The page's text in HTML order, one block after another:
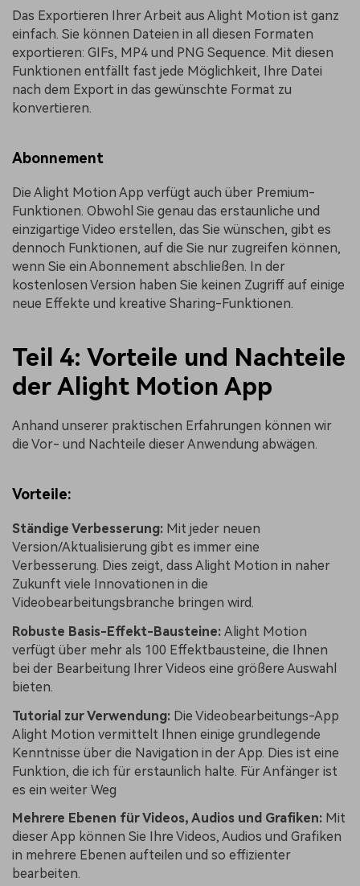
Das Exportieren Ihrer Arbeit aus Alight Motion ist ganz
einfach. Sie können Dateien in all diesen Formaten
exportieren: GIFs, MP4 und PNG Sequence. Mit diesen
Funktionen entfällt fast jede Möglichkeit, Ihre Datei
nach dem Export in das gewünschte Format zu
konvertieren.
Abonnement
Die Alight Motion App verfügt auch über Premium-
Funktionen. Obwohl Sie genau das erstaunliche und
einzigartige Video erstellen, das Sie wünschen, gibt es
dennoch Funktionen, auf die Sie nur zugreifen können,
wenn Sie ein Abonnement abschließen. In der
kostenlosen Version haben Sie keinen Zugriff auf einige
neue Effekte und kreative Sharing-Funktionen.
Teil 4: Vorteile und Nachteile
der Alight Motion App
Anhand unserer praktischen Erfahrungen können wir
die Vor- und Nachteile dieser Anwendung abwägen.
Vorteile:
Ständige Verbesserung: Mit jeder neuen
Version/Aktualisierung gibt es immer eine
Verbesserung. Dies zeigt, dass Alight Motion in naher
Zukunft viele Innovationen in die
Videobearbeitungsbranche bringen wird.
Robuste Basis-Effekt-Bausteine: Alight Motion
verfügt über mehr als 100 Effektbausteine, die Ihnen
bei der Bearbeitung Ihrer Videos eine größere Auswahl
bieten.
Tutorial zur Verwendung: Die Videobearbeitungs-App
Alight Motion vermittelt Ihnen einige grundlegende
Kenntnisse über die Navigation in der App. Dies ist eine
Funktion, die ich für erstaunlich halte. Für Anfänger ist
es ein weiter Weg
Mehrere Ebenen für Videos, Audios und Grafiken: Mit
dieser App können Sie Ihre Videos, Audios und Grafiken
in mehrere Ebenen aufteilen und so effizienter
bearbeiten.